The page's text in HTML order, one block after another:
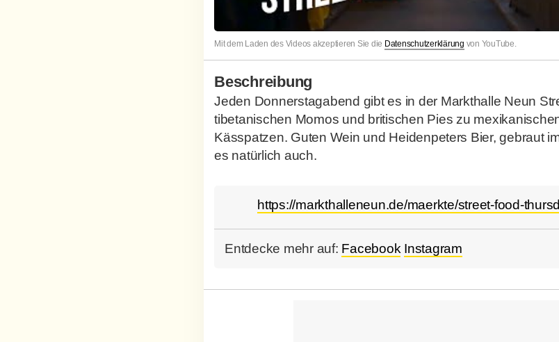
Mit dem Laden des Videos akzeptieren Sie die Datenschutzerklärung von YouTube.
Beschreibung
Jeden Donnerstagabend gibt es in der Markthalle Neun
tibetanischen Momos und britischen Pies zu
Kässpatzen. Guten Wein und Heidenpeters Bier, gebraut
es natürlich auch.
https://markthalleneun.de/maerkte/street-food-
Entdecke mehr auf: Facebook Instagram